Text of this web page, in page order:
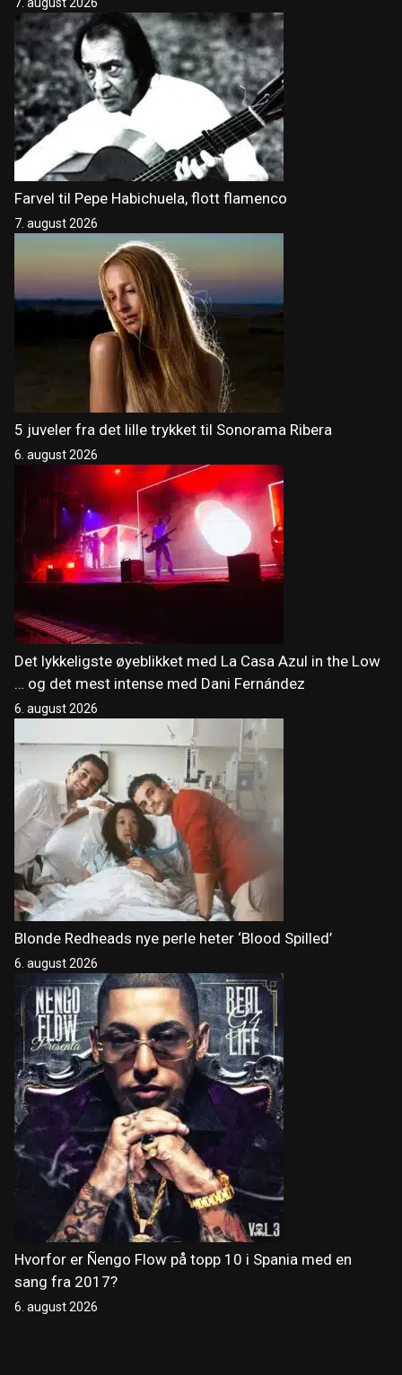
7. august 2026
Farvel til Pepe Habichuela, flott flamenco
7. august 2026
5 juveler fra det lille trykket til Sonorama Ribera
6. august 2026
Det lykkeligste øyeblikket med La Casa Azul in the Low
… og det mest intense med Dani Fernández
6. august 2026
Blonde Redheads nye perle heter ‘Blood Spilled’
6. august 2026
Hvorfor er Ñengo Flow på topp 10 i Spania med en
sang fra 2017?
6. august 2026